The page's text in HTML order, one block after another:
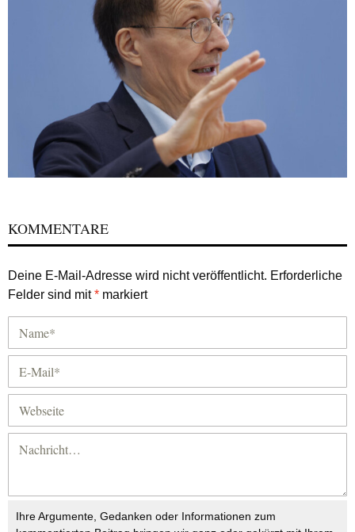
KOMMENTARE
Deine E-Mail-Adresse wird nicht veröffentlicht. Erforderliche
Felder sind mit* markiert
Ihre Argumente, Gedanken oder Informationen zum